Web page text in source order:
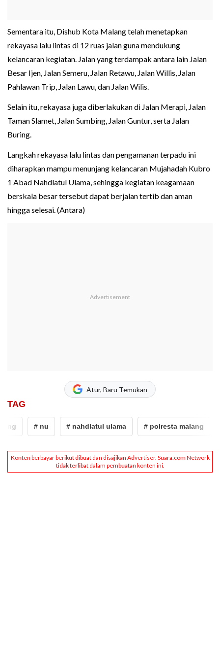
Sementara itu, Dishub Kota Malang telah menetapkan
rekayasa lalu lintas di 12 ruas jalan guna mendukung
kelancaran kegiatan. Jalan yang terdampak antara lain Jalan
Besar Ijen, Jalan Semeru, Jalan Retawu, Jalan Willis, Jalan
Pahlawan Trip, Jalan Lawu, dan Jalan Wilis.
Selain itu, rekayasa juga diberlakukan di Jalan Merapi, Jalan
Taman Slamet, Jalan Sumbing, Jalan Guntur, serta Jalan
Buring.
Langkah rekayasa lalu lintas dan pengamanan terpadu ini
diharapkan mampu menunjang kelancaran Mujahadah Kubro
1 Abad Nahdlatul Ulama, sehingga kegiatan keagamaan
berskala besar tersebut dapat berjalan tertib dan aman
hingga selesai. (Antara)
Atur, Baru Temukan
TAG
# nu # nahdlatul ulama # polresta malang